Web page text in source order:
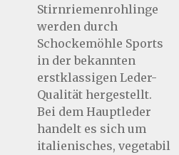
Stirnriemenrohlinge
werden durch
Schockemöhle Sports
in der bekannten
erstklassigen Leder-
Qualität hergestellt.
Bei dem Hauptleder
handelt es sich um
italienisches, vegetabil